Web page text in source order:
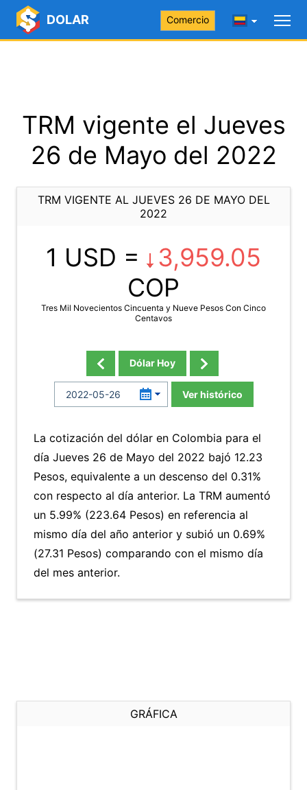
DOLAR Comercio
TRM vigente el Jueves
26 de Mayo del 2022
TRM VIGENTE AL JUEVES 26 DE MAYO DEL
2022
1 USD =
3,959.05
COP
Tres Mil Novecientos Cincuenta y Nueve Pesos Con Cinco
Centavos
Dólar Hoy
Ver histórico
La cotización del dólar en Colombia para el
día Jueves 26 de Mayo del 2022 bajó 12.23
Pesos, equivalente a un descenso del 0.31%
con respecto al día anterior. La TRM aumentó
un 5.99% (223.64 Pesos) en referencia al
mismo día del año anterior y subió un 0.69%
(27.31 Pesos) comparando con el mismo día
del mes anterior.
GRÁFICA